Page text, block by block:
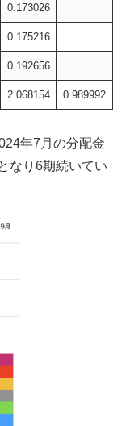
0.173026
0.175216
0.192656
2.068154 0.989992
年7月の分配金
なり6期続いてい